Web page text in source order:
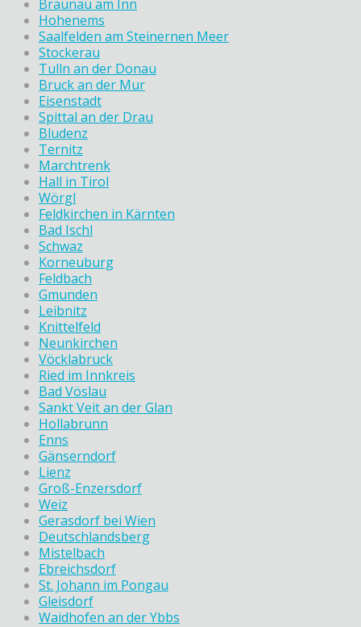
Braunau am Inn
Hohenems
Saalfelden am Steinernen Meer
Stockerau
Tulln an der Donau
Bruck an der Mur
Eisenstadt
Spittal an der Drau
Bludenz
Ternitz
Marchtrenk
Hall in Tirol
Wörgl
Feldkirchen in Kärnten
Bad Ischl
Schwaz
Korneuburg
Feldbach
Gmunden
Leibnitz
Knittelfeld
Neunkirchen
Vöcklabruck
Ried im Innkreis
Bad Vöslau
Sankt Veit an der Glan
Hollabrunn
Enns
Gänserndorf
Lienz
Groß-Enzersdorf
Weiz
Gerasdorf bei Wien
Deutschlandsberg
Mistelbach
Ebreichsdorf
St. Johann im Pongau
Gleisdorf
Waidhofen an der Ybbs